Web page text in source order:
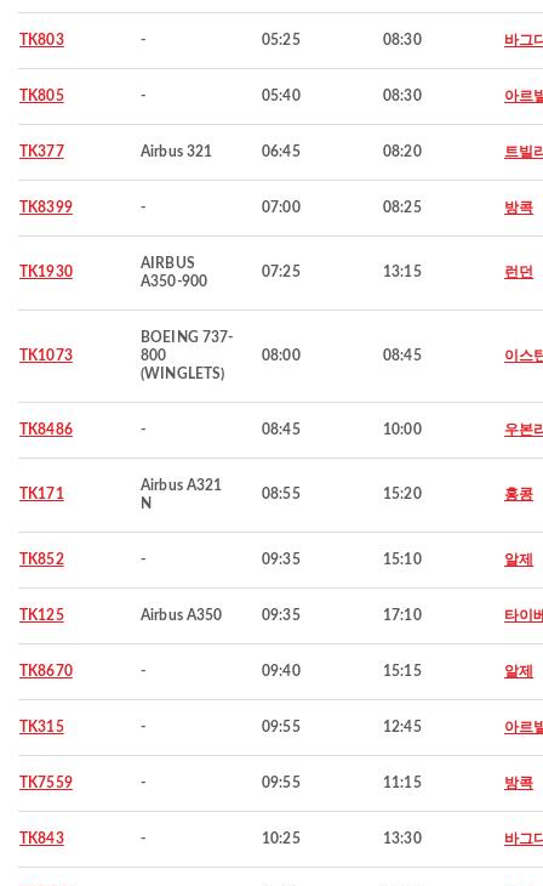
TK803 - 05:25 08:30 바그
TK805 - 05:40 08:30 아르
TK377 Airbus 321 06:45 08:20 트빌
TK8399 - 07:00 08:25 방콕
TK1930
AIRBUS
A350-900
07:25 13:15 런던
TK1073
BOEING 737-
800
(WINGLETS)
08:00 08:45 이스
TK8486 - 08:45 10:00 우본
TK171
Airbus A321
N
08:55 15:20 홍콩
TK852 - 09:35 15:10 알제
TK125 Airbus A350 09:35 17:10 타이
TK8670 - 09:40 15:15 알제
TK315 - 09:55 12:45 아르
TK7559 - 09:55 11:15 방콕
TK843 - 10:25 13:30 바그